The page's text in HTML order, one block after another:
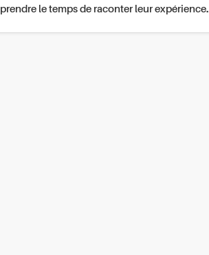
prendre le temps de raconter leur expérience.